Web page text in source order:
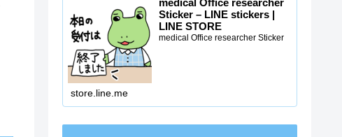
medical Office researcher
Sticker – LINE stickers |
LINE STORE
medical Office researcher Sticker
store.line.me